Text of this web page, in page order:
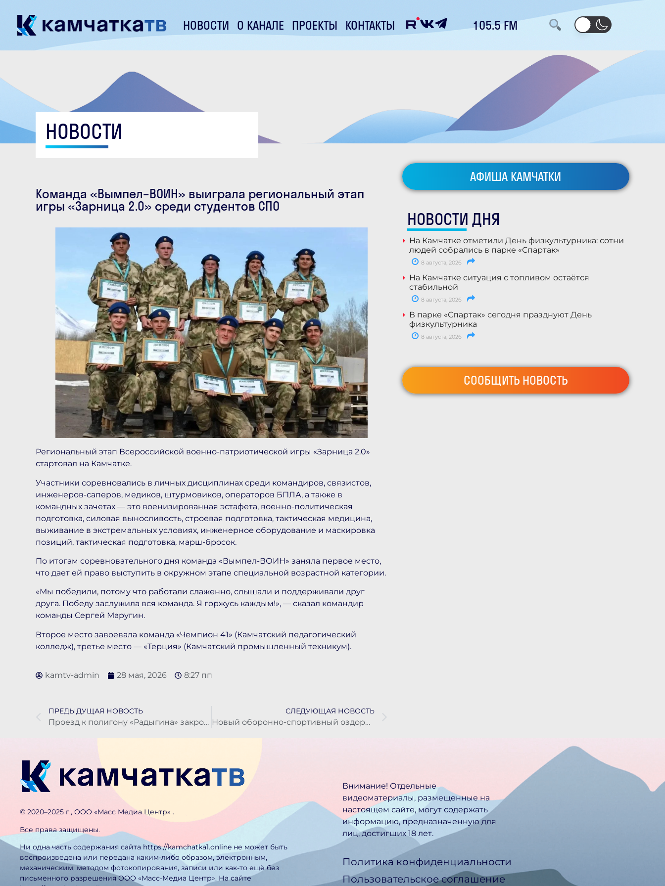
НОВОСТИ О КАНАЛЕ ПРОЕКТЫ КОНТАКТЫ 105.5 FM
НОВОСТИ
Команда «Вымпел–ВОИН» выиграла региональный этап
игры «Зарница 2.0» среди студентов СПО
Региональный этап Всероссийской военно-патриотической игры «Зарница 2.0»
стартовал на Камчатке.
Участники соревновались в личных дисциплинах среди командиров, связистов,
инженеров-саперов, медиков, штурмовиков, операторов БПЛА, а также в
командных зачетах — это военизированная эстафета, военно-политическая
подготовка, силовая выносливость, строевая подготовка, тактическая медицина,
выживание в экстремальных условиях, инженерное оборудование и маскировка
позиций, тактическая подготовка, марш-бросок.
По итогам соревновательного дня команда «Вымпел-ВОИН» заняла первое место,
что дает ей право выступить в окружном этапе специальной возрастной категории.
«Мы победили, потому что работали слаженно, слышали и поддерживали друг
друга. Победу заслужила вся команда. Я горжусь каждым!», — сказал командир
команды Сергей Маругин.
Второе место завоевала команда «Чемпион 41» (Камчатский педагогический
колледж), третье место — «Терция» (Камчатский промышленный техникум).
kamtv-admin 28 мая, 2026 8:27 пп
ПРЕДЫДУЩАЯ НОВОСТЬ
Проезд к полигону «Радыгина» закроют на период учений
СЛЕДУЮЩАЯ НОВОСТЬ
Новый оборонно-спортивный оздоровительный лагерь «Воин» начнет работу уже этим летом
АФИША КАМЧАТКИ
НОВОСТИ ДНЯ
На Камчатке отметили День физкультурника: сотни
людей собрались в парке «Спартак»
8 августа, 2026
На Камчатке ситуация с топливом остаётся
стабильной
8 августа, 2026
В парке «Спартак» сегодня празднуют День
физкультурника
8 августа, 2026
СООБЩИТЬ НОВОСТЬ
©️ 2020–2025 г., ООО «Масс Медиа Центр» .
Все права защищены.
Ни одна часть содержания сайта https://kamchatka1.online не может быть
воспроизведена или передана каким-либо образом, электронным,
механическим, методом фотокопирования, записи или как-то ещё без
письменного разрешения ООО «Масс-Медиа Центр». На сайте
Внимание! Отдельные
видеоматериалы, размещенные на
настоящем сайте, могут содержать
информацию, предназначен­ную для
лиц, достигших 18 лет.
Политика конфиденциальности
Пользовательское соглашение